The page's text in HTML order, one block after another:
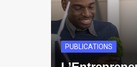
PUBLICATIONS